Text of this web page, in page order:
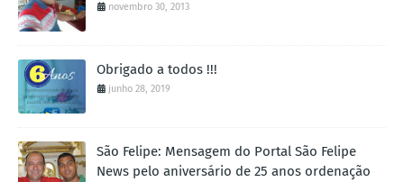
novembro 30, 2013
Obrigado a todos !!!
junho 28, 2019
São Felipe: Mensagem do Portal São Felipe
News pelo aniversário de 25 anos ordenação